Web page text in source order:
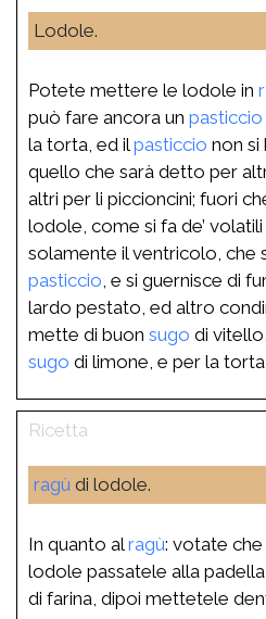
Lodole.
Potete mettere le lodole in
può fare ancora un pasticcio
la torta, ed ilpasticcio non si
quello che sarà detto per
altri per li piccioncini; fuori
lodole, come si fa de’
solamente il ventricolo, che
pasticcio , e si guernisce di
lardo pestato, ed altro
mette di buon sugo di
sugo di limone, e per la
ragù di lodole.
In quanto alragù: votate
lodole passatele alla
di farina, dipoi mettetele